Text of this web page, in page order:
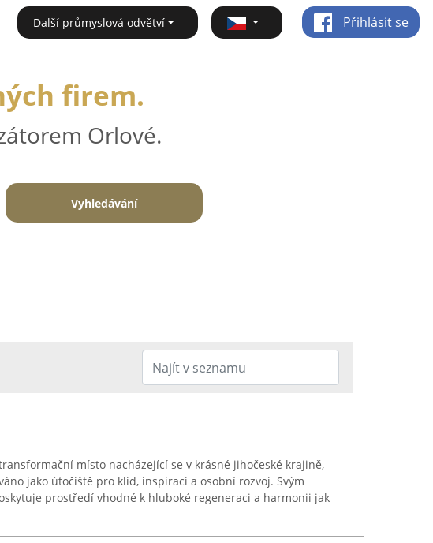
Další průmyslová odvětví Přihlásit se
firem.
Orlové.
Vyhledávání
místo nacházející se v krásné jihočeské krajině,
jako útočiště pro klid, inspiraci a osobní rozvoj. Svým
prostředí vhodné k hluboké regeneraci a harmonii jak